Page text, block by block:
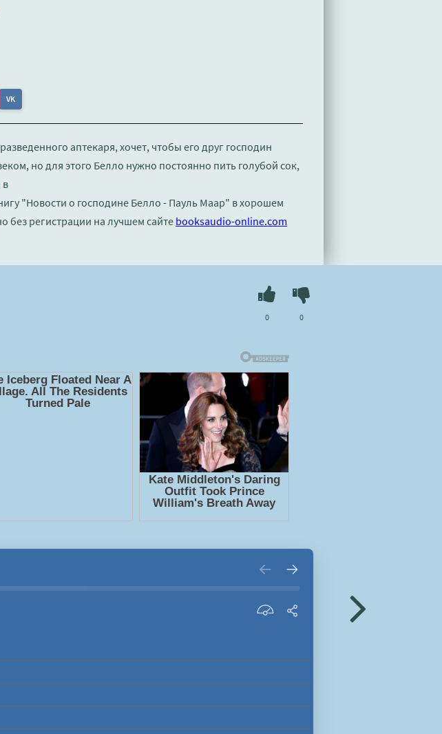
VK
аптекаря, хочет, чтобы его друг господин
но для этого Белло нужно постоянно пить голубой сок,
в
"Новости о господине Белло - Пауль Маар" в хорошем
без регистрации на лучшем сайте booksaudio-online.com
0 0